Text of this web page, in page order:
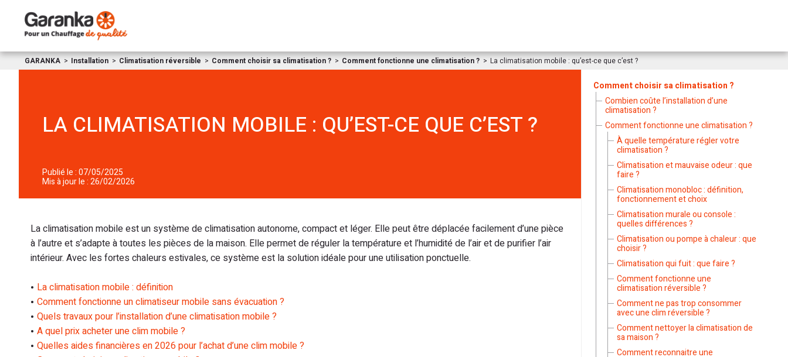
GARANKA Installation Climatisation réversible Comment choisir sa climatisation ? Comment fonctionne une climatisation ? La climatisation mobile : qu’est-ce que c’est ?
LA CLIMATISATION MOBILE : QU’EST-CE QUE C’EST ?
Publié le : 07/05/2025
Mis à jour le : 26/02/2026
La climatisation mobile est un système de climatisation autonome, compact et léger. Elle peut être déplacée facilement d’une pièce
à l’autre et s’adapte à toutes les pièces de la maison. Elle permet de réguler la température et l’humidité de l’air et de purifier l’air
intérieur. Avec les fortes chaleurs estivales, ce système est la solution idéale pour une utilisation ponctuelle.
La climatisation mobile : définition
Comment fonctionne un climatiseur mobile sans évacuation ?
Quels travaux pour l’installation d’une climatisation mobile ?
A quel prix acheter une clim mobile ?
Quelles aides financières en 2026 pour l’achat d’une clim mobile ?
Comment choisir sa climatisation ?
Combien coûte l’installation d’une
climatisation ?
Comment fonctionne une climatisation ?
À quelle température régler votre
climatisation ?
Climatisation et mauvaise odeur : que
faire ?
Climatisation monobloc : définition,
fonctionnement et choix
Climatisation murale ou console :
quelles différences ?
Climatisation ou pompe à chaleur : que
choisir ?
Climatisation qui fuit : que faire ?
Comment fonctionne une
climatisation réversible ?
Comment ne pas trop consommer
avec une clim réversible ?
Comment nettoyer la climatisation de
sa maison ?
Comment reconnaitre une